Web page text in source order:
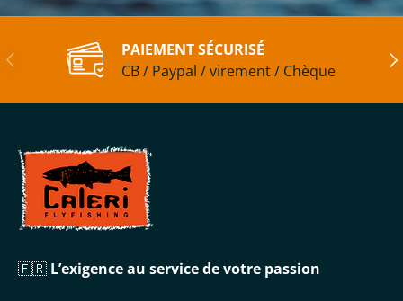
Précédent
PAIEMENT SÉCURISÉ
CB / Paypal / virement / Chèque
🇫🇷 L’exigence au service de votre passion